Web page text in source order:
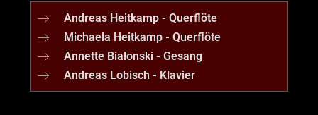
Andreas Heitkamp - Querflöte
Michaela Heitkamp - Querflöte
Annette Bialonski - Gesang
Andreas Lobisch - Klavier